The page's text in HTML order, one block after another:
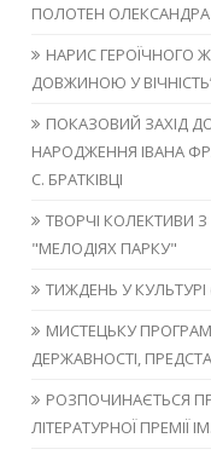
ПОЛОТЕН
НАРИС ГЕРОЇЧНОГО
ДОВЖИНОЮ У
ПОКАЗОВИЙ ЗАХІД
НАРОДЖЕННЯ ІВАНА
С. БРАТКІВЦІ
ТВОРЧІ КОЛЕКТИВИ
"МЕЛОДІЯХ ПАРКУ"
ТИЖДЕНЬ У КУЛЬТУРІ
МИСТЕЦЬКУ
ДЕРЖАВНОСТІ,
РОЗПОЧИНАЄТЬСЯ
ЛІТЕРАТУРНОЇ ПРЕМІЇ